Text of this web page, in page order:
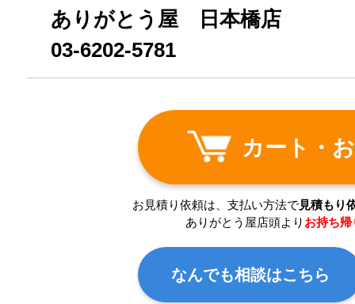
ありがとう屋 日本橋店
03-6202-5781
カート・
お見積り依頼は、支払い方法で見積もり
ありがとう屋店頭より お持ち帰
なんでも相談はこちら